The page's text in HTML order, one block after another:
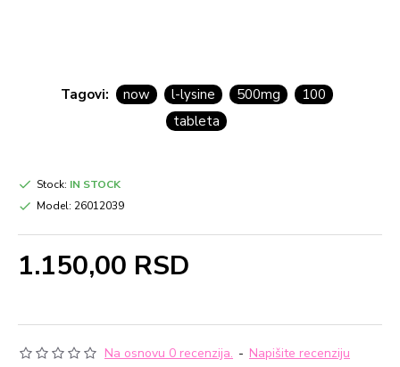
Tagovi: now l-lysine 500mg
100
tableta
Na osnovu 0 recenzija. - Napišite recenziju
1.150,00 RSD
Stock: IN STOCK
Model: 26012039